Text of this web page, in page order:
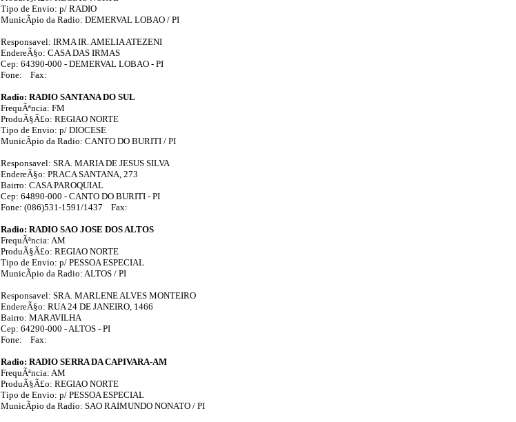
Tipo de Envio: p/ RADIO
MunicÃ­pio da Radio: DEMERVAL LOBAO / PI
Responsavel: IRMA IR. AMELIA ATEZENI
EndereÃ§o: CASA DAS IRMAS
Cep: 64390-000 - DEMERVAL LOBAO - PI
Fone: Fax:
Radio: RADIO SANTANA DO SUL
FrequÃªncia: FM
ProduÃ§Ã£o: REGIAO NORTE
Tipo de Envio: p/ DIOCESE
MunicÃ­pio da Radio: CANTO DO BURITI / PI
Responsavel: SRA. MARIA DE JESUS SILVA
EndereÃ§o: PRACA SANTANA, 273
Bairro: CASA PAROQUIAL
Cep: 64890-000 - CANTO DO BURITI - PI
Fone: (086)531-1591/1437 Fax:
Radio: RADIO SAO JOSE DOS ALTOS
FrequÃªncia: AM
ProduÃ§Ã£o: REGIAO NORTE
Tipo de Envio: p/ PESSOA ESPECIAL
MunicÃ­pio da Radio: ALTOS / PI
Responsavel: SRA. MARLENE ALVES MONTEIRO
EndereÃ§o: RUA 24 DE JANEIRO, 1466
Bairro: MARAVILHA
Cep: 64290-000 - ALTOS - PI
Fone: Fax:
Radio: RADIO SERRA DA CAPIVARA-AM
FrequÃªncia: AM
ProduÃ§Ã£o: REGIAO NORTE
Tipo de Envio: p/ PESSOA ESPECIAL
MunicÃ­pio da Radio: SAO RAIMUNDO NONATO / PI